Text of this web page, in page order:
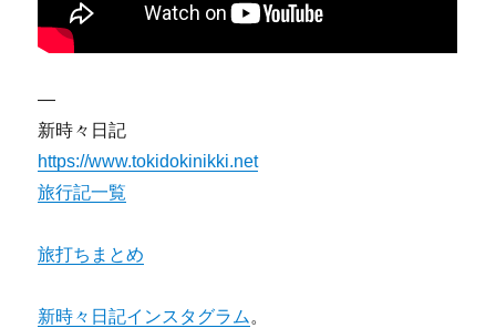
—
新時々日記
https://www.tokidokinikki.net
旅行記一覧
旅打ちまとめ
新時々日記インスタグラム 。